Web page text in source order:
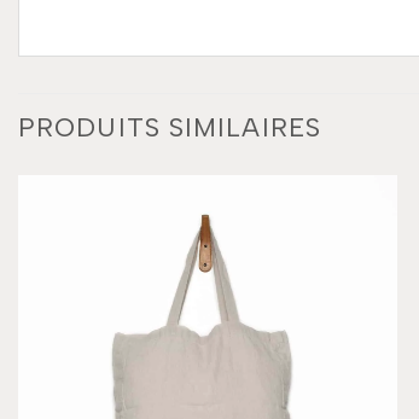
PRODUITS SIMILAIRES